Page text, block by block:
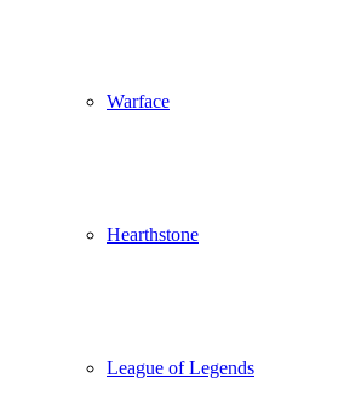
Warface
Hearthstone
League of Legends